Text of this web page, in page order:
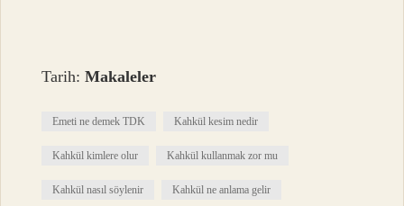
Tarih:Makaleler
Emeti ne demek TDK Kahkül kesim nedir
Kahkül kimlere olur Kahkül kullanmak zor mu
Kahkül nasıl söylenir Kahkül ne anlama gelir